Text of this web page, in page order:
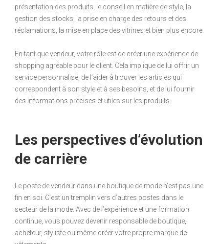
présentation des produits, le conseil en matière de style, la
gestion des stocks, la prise en charge des retours et des
réclamations, la mise en place des vitrines et bien plus encore.
En tant que vendeur, votre rôle est de créer une expérience de
shopping agréable pour le client. Cela implique de lui offrir un
service personnalisé, de l’aider à trouver les articles qui
correspondent à son style et à ses besoins, et de lui fournir
des informations précises et utiles sur les produits.
Les perspectives d’évolution
de carrière
Le poste de vendeur dans une boutique de mode n’est pas une
fin en soi. C’est un tremplin vers d’autres postes dans le
secteur de la mode. Avec de l’expérience et une formation
continue, vous pouvez devenir responsable de boutique,
acheteur, styliste ou même créer votre propre marque de